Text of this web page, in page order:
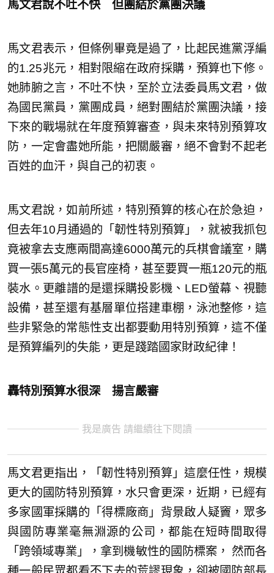
馬文君說不吐不快 但團結於黨團決議
馬文君表示，但條例畢竟是過了，比起民進黨浮編
的1.25兆元，相對限縮在政府採購，預算也下修。
她肺腑之言，不吐不快，至於立法委員馬文君，做
為國民黨員，黨團成員，絕對團結於黨團決議，接
下來的戰場就在年度預算審查，與未來特別預算攻
防，一定會盡她所能，把關嚴審，絕不會對不起老
百姓的血汗，與自己的初衷。
馬文君說，如前所述，特別預算的核心在於急迫，
但去年10月通過的「韌性特別預算」，就被我抓包
竟被拿去支應兩間高達6000萬元的兵棋會議室，購
買一張5萬元的長官座椅，甚至要買一瓶120元的瓶
裝水。更離譜的是還採購投影機、LED螢幕、視聽
設備，甚至還有基層單位搭建車棚，泳池整修，這
些非緊急的常態性支出都要動用特別預算，這不僅
是預算編列的失能，更是踐踏國家財政紀律！
轟特別預算水很深 揚言嚴審
我是廣告 請繼續往下閱讀
馬文君更指出，「韌性特別預算」這麼任性，規模
更大的國防特別預算，水只會更深，近期，已經有
多家國軍採購的「得標廠商」背景啟人疑竇，眾多
與國防專業毫無淵源的公司，都能在短時間取得
「跨領域專業」，拿到機敏性的國防標案， 然而各